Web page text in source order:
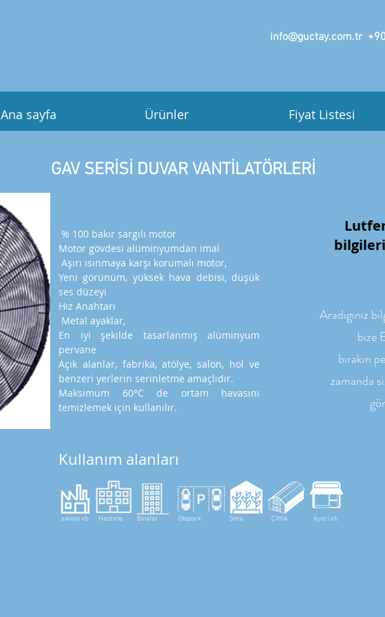
info@guctay.com.tr
Ana sayfa Ürünler Fiyat Listesi
GAV SERİSİ DUVAR VANTİLATÖRLERİ
% 100 bakır sargılı motor
Motor gövdesi alüminyumdan imal
Aşırı ısınmaya karşı korumalı motor,
Yeni görünüm, yüksek hava debisi, düşük
ses düzeyi
Hız Anahtarı
Metal ayaklar,
En iyi şekilde tasarlanmış alüminyum
pervane
Açık alanlar, fabrika, atölye, salon, hol ve
benzeri yerlerin serinletme amaçlıdır.
Maksimum 60°C de ortam havasını
temizlemek için kullanılır.
Kullanım alanları
Aradıgınız
bize
bırakın
zamanda
sanayi vb Hastane Binalar Otopark Sera Çiftlik İşyeri vb